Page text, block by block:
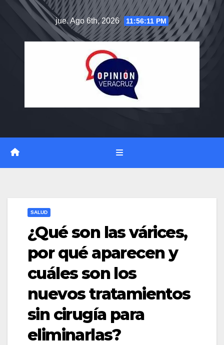
jue. Ago 6th, 2026 11:56:12 PM
SALUD
¿Qué son las várices,
por qué aparecen y
cuáles son los
nuevos tratamientos
sin cirugía para
eliminarlas?